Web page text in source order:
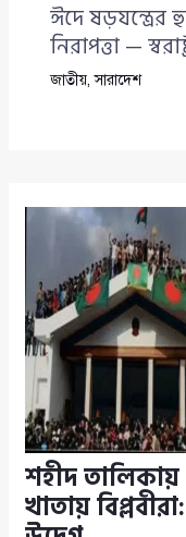
ঈদে
নিরাপত্তা —
জাতীয়,সারাদেশ
শহীদ
খাতায়